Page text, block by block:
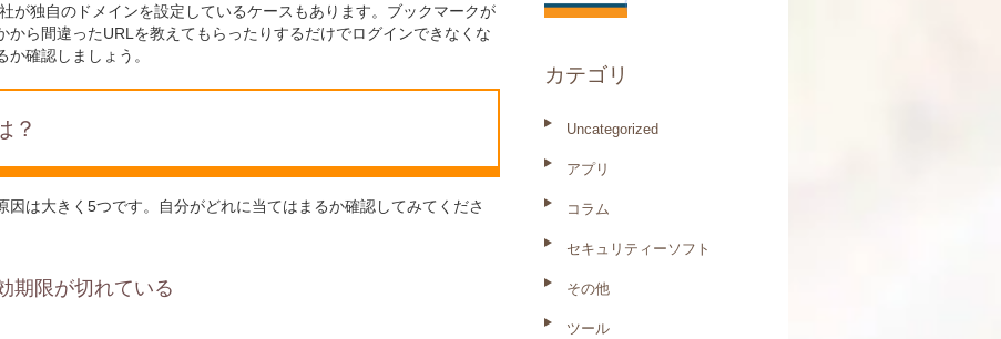
が独自のドメインを設定しているケースもあります。ブックマークが
から間違ったURLを教えてもらったりするだけでログインできなくな
確認しましょう。
？
因は大きく5つです。自分がどれに当てはまるか確認してみてくださ
期限が切れている
カテゴリ
Uncategorized
アプリ
コラム
セキュリティーソフト
その他
ツール